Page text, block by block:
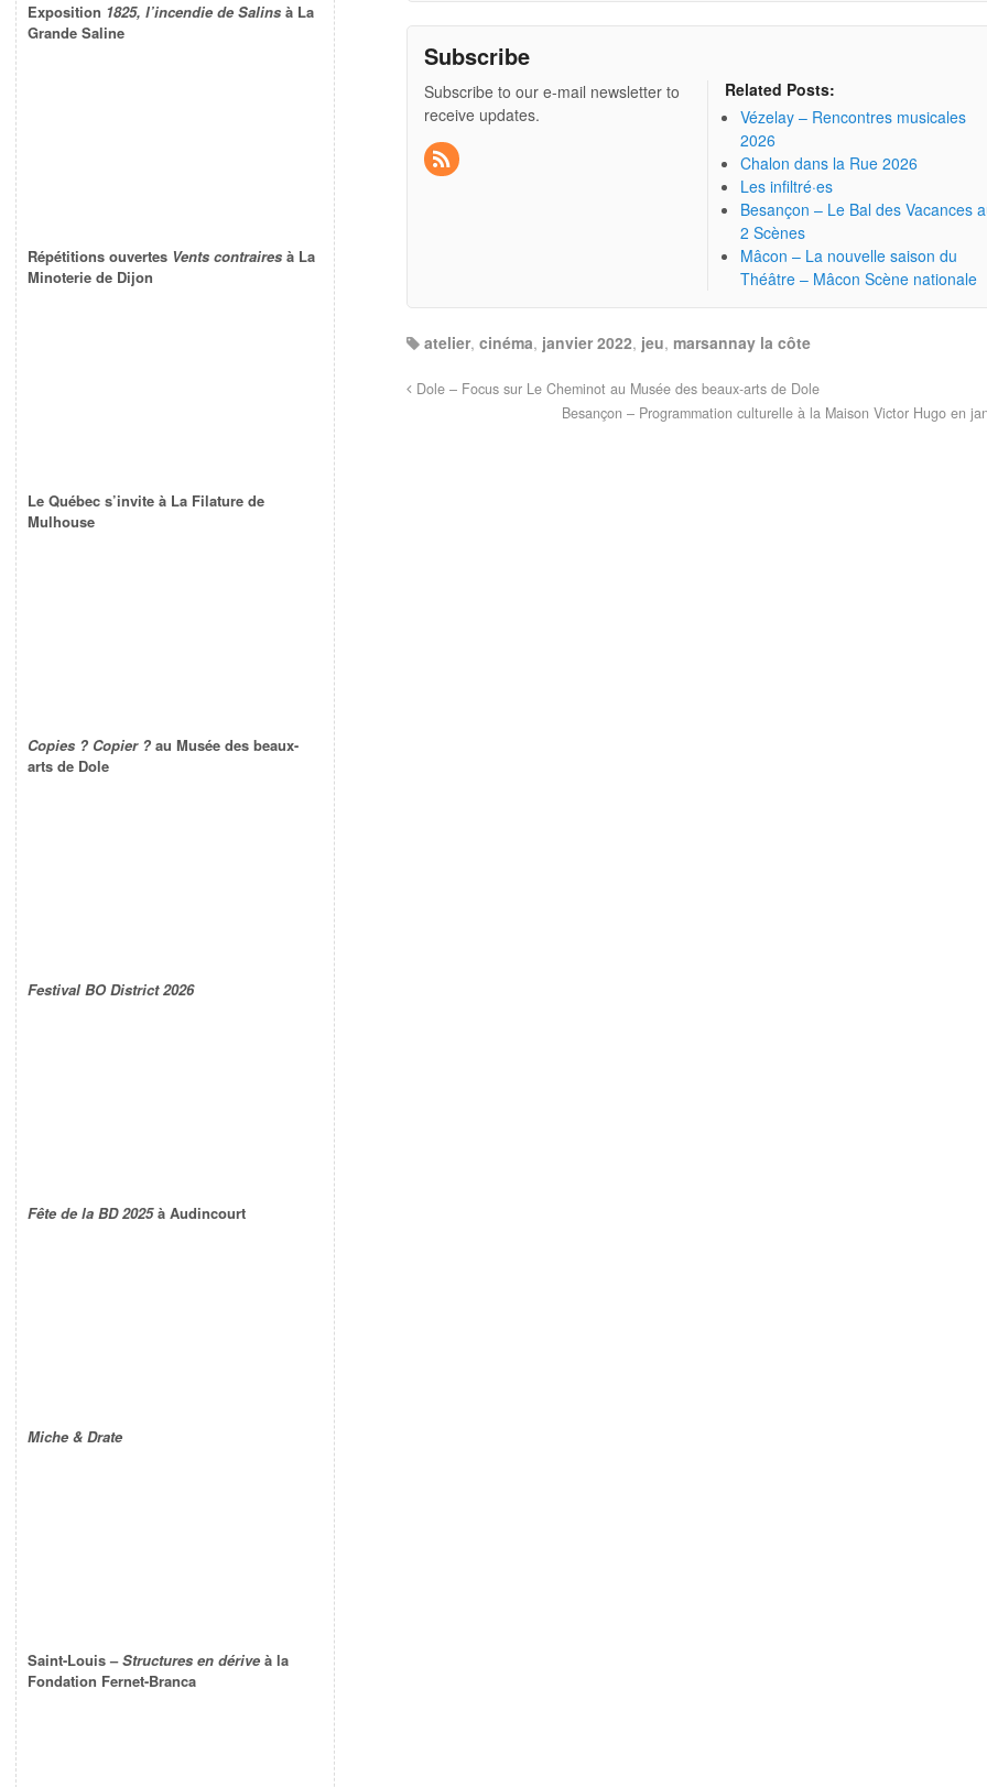
Subscribe
Subscribe to our e-mail newsletter to
receive updates.
Related Posts:
Vézelay – Rencontres musicales
2026
Chalon dans la Rue 2026
Les infiltré·es
Besançon – Le Bal des Vacances
2 Scènes
Mâcon – La nouvelle saison du
Théâtre – Mâcon Scène nationale
atelier,cinéma, janvier 2022, jeu, marsannay la côte
Dole – Focus sur Le Cheminot au Musée des beaux-arts de Dole
Besançon – Programmation culturelle à la Maison Victor Hugo en
Exposition 1825, l’incendie de Salins à La
Grande Saline
Répétitions ouvertes Vents contraires à La
Minoterie de Dijon
Le Québec s’invite à La Filature de
Mulhouse
Copies ? Copier ? au Musée des beaux-
arts de Dole
Festival BO District 2026
Fête de la BD 2025à Audincourt
Miche & Drate
Saint-Louis –Structures en dérive à la
Fondation Fernet-Branca